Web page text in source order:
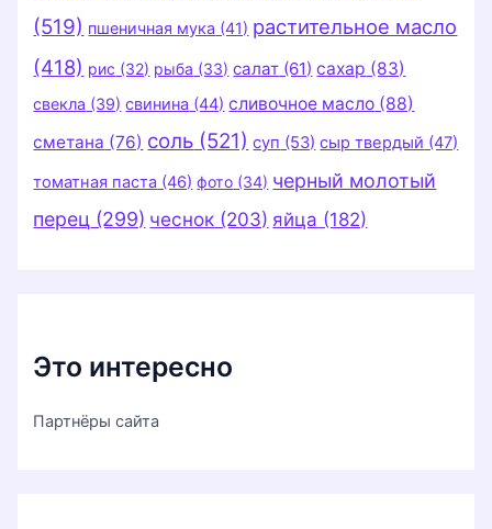
(519) пшеничная мука (41) растительное масло
(418) рис (32) рыба (33) салат (61) сахар (83)
свекла (39) свинина (44) сливочное масло (88)
сметана (76) соль (521) суп (53) сыр твердый (47)
томатная паста (46) фото (34) черный молотый
перец (299) чеснок (203) яйца (182)
Это интересно
Партнёры сайта